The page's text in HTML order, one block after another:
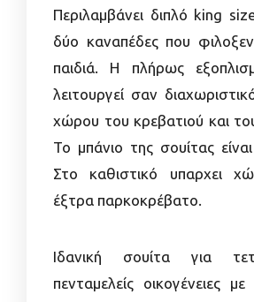
Περιλαμβάνει διπλό king
δύο καναπέδες που
παιδιά. Η πλήρως
λειτουργεί σαν
χώρου του κρεβατιού και
Το μπάνιο της σουίτας
Στο καθιστικό υπαρχει
έξτρα παρκοκρέβατο.
Ιδανική σουίτα για
πενταμελείς οικογένειες